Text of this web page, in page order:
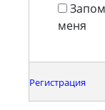
меня
Регистрация